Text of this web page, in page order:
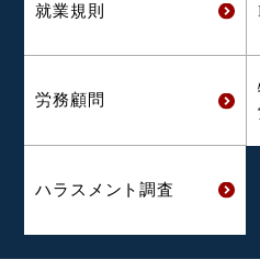
就業規則
労務顧問
ハラスメント調査